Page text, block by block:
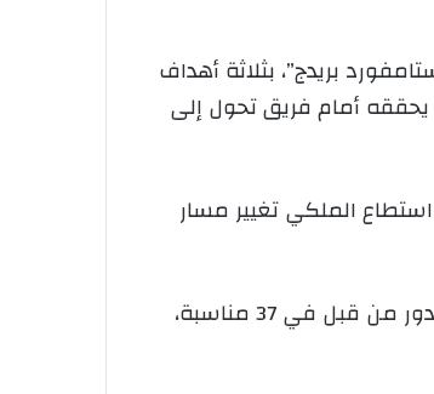
بريدج”، بثلاثة أهداف
يحققه أمام فريق تحول إلى
الملكي تغيير مسار
ولم يتمكن أي فريق من خوض منافسات ربع نهائي دوري أبطال أوروبا أكثر من ريال مدريد، حيث خاض منافسات الدور من قبل في 37 مناسبة،